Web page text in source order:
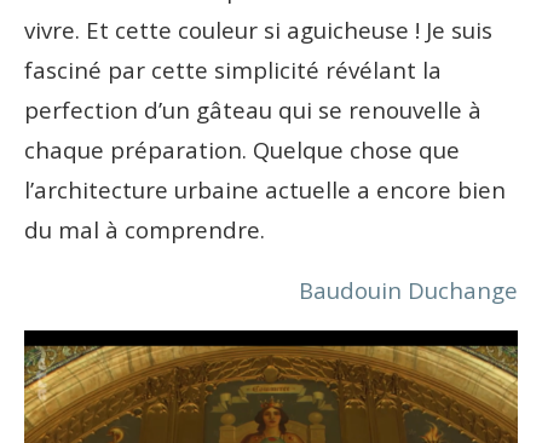
vivre. Et cette couleur si aguicheuse ! Je suis
fasciné par cette simplicité révélant la
perfection d’un gâteau qui se renouvelle à
chaque préparation. Quelque chose que
l’architecture urbaine actuelle a encore bien
du mal à comprendre.
Baudouin Duchange